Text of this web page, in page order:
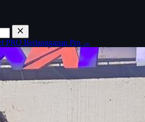
PRO Berlangganan Pro →